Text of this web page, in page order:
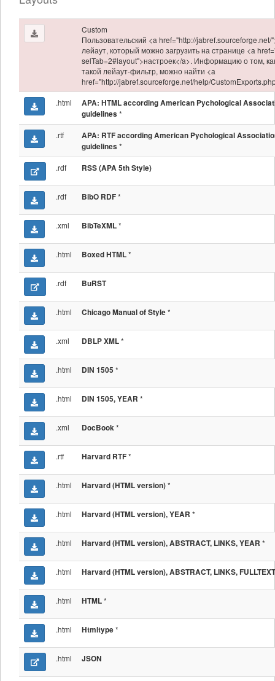
Custom
Пользовательский <a href="http://jabref.sourceforge.net/
лейаут, который можно загрузить на странице <a
selTab=2#layout">настроек</a>. Информацию о том,
такой лейаут-фильтр, можно найти <a
href="http://jabref.sourceforge.net/help/
.html
APA: HTML according American Pychological
guidelines *
.rtf
APA: RTF according American Pychological
guidelines *
.rdf RSS (APA 5th Style)
.rdf BibO RDF*
.xml BibTeXML*
.html Boxed HTML*
.rdf BuRST
.html Chicago Manual of Style*
.xml DBLP XML*
.html DIN 1505 *
.html DIN 1505, YEAR *
.xml DocBook*
.rtf Harvard RTF*
.html Harvard (HTML version)*
.html Harvard (HTML version), YEAR *
.html Harvard (HTML version), ABSTRACT, LINKS, YEAR *
.html Harvard (HTML version), ABSTRACT, LINKS,
.html HTML*
.html Htmltype*
.html JSON